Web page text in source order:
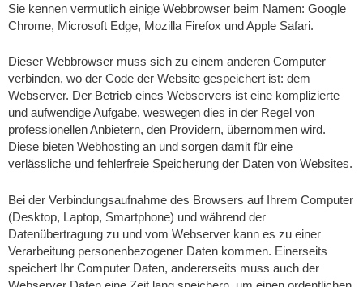
Sie kennen vermutlich einige Webbrowser beim Namen: Google
Chrome, Microsoft Edge, Mozilla Firefox und Apple Safari.
Dieser Webbrowser muss sich zu einem anderen Computer
verbinden, wo der Code der Website gespeichert ist: dem
Webserver. Der Betrieb eines Webservers ist eine komplizierte
und aufwendige Aufgabe, weswegen dies in der Regel von
professionellen Anbietern, den Providern, übernommen wird.
Diese bieten Webhosting an und sorgen damit für eine
verlässliche und fehlerfreie Speicherung der Daten von Websites.
Bei der Verbindungsaufnahme des Browsers auf Ihrem Computer
(Desktop, Laptop, Smartphone) und während der
Datenübertragung zu und vom Webserver kann es zu einer
Verarbeitung personenbezogener Daten kommen. Einerseits
speichert Ihr Computer Daten, andererseits muss auch der